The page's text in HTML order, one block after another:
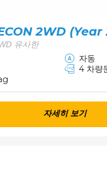
2WD (Year
유사한
자동
4 차량
자세히 보기